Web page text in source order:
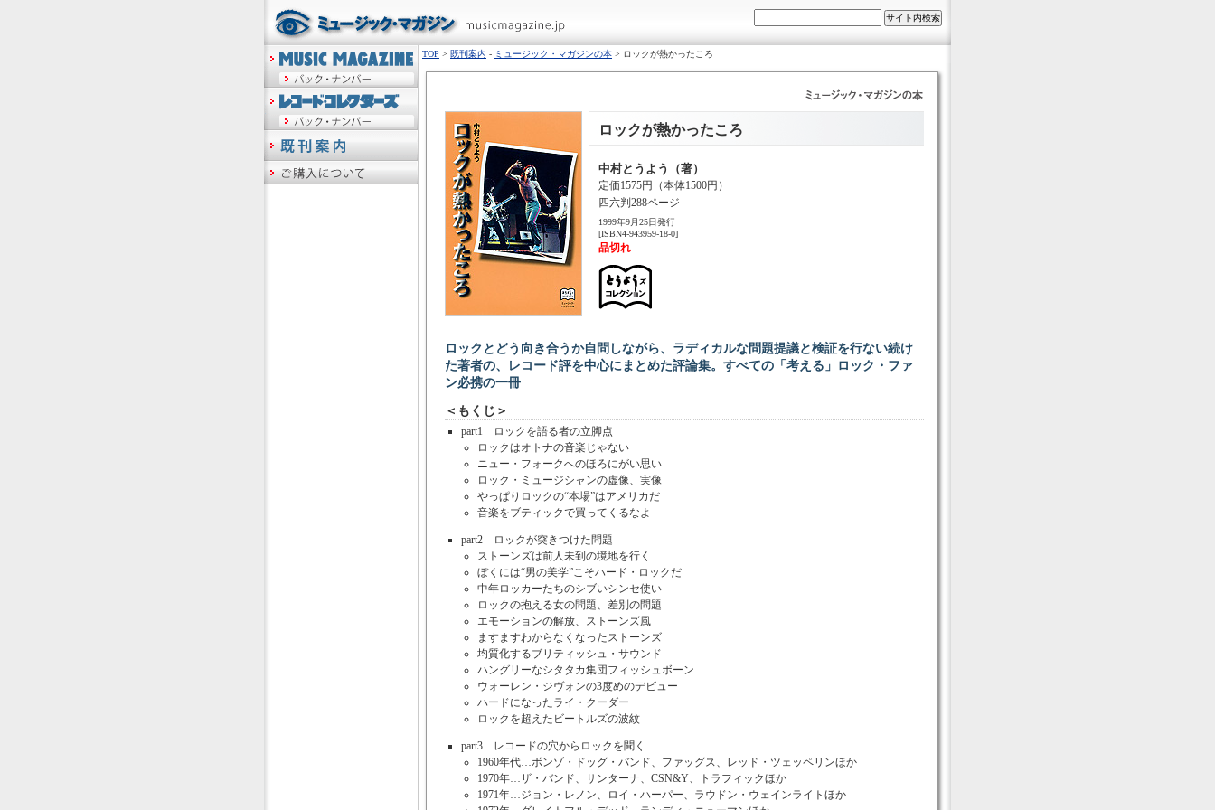
TOP > 既刊案内 - ミュージック・マガジンの本 > ロックが熱かったころ
ロックが熱かったころ
中村とうよう（著）
定価1575円（本体1500円）
四六判288ページ
1999年9月25日発行
[ISBN4-943959-18-0]
品切れ
ロックとどう向き合うか自問しながら、ラディカルな問題提議と検証を行ない続け
た著者の、レコード評を中心にまとめた評論集。すべての「考える」ロック・ファ
ン必携の一冊
＜もくじ＞
part1 ロックを語る者の立脚点
ロックはオトナの音楽じゃない
ニュー・フォークへのほろにがい思い
ロック・ミュージシャンの虚像、実像
やっぱりロックの“本場”はアメリカだ
音楽をブティックで買ってくるなよ
part2 ロックが突きつけた問題
ストーンズは前人未到の境地を行く
ぼくには“男の美学”こそハード・ロックだ
中年ロッカーたちのシブいシンセ使い
ロックの抱える女の問題、差別の問題
エモーションの解放、ストーンズ風
ますますわからなくなったストーンズ
均質化するブリティッシュ・サウンド
ハングリーなシタタカ集団フィッシュボーン
ウォーレン・ジヴォンの3度めのデビュー
ハードになったライ・クーダー
ロックを超えたビートルズの波紋
part3 レコードの穴からロックを聞く
1960年代…ボンゾ・ドッグ・バンド、ファッグス、レッド・ツェッペリンほか
1970年…ザ・バンド、サンターナ、CSN&Y、トラフィックほか
1971年…ジョン・レノン、ロイ・ハーパー、ラウドン・ウェインライトほか